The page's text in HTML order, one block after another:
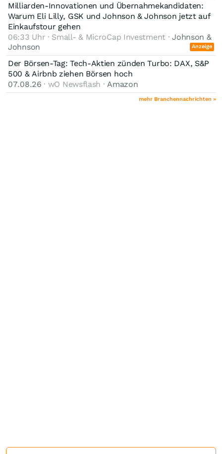
Milliarden-Innovationen und Übernahmekandidaten:
Warum Eli Lilly, GSK und Johnson & Johnson jetzt auf
Einkaufstour gehen
06:33 Uhr · Small- & MicroCap Investment ·Johnson &
Johnson
Anzeige
Der Börsen-Tag: Tech-Aktien zünden Turbo: DAX, S&P
500 & Airbnb ziehen Börsen hoch
07.08.26 · wO Newsflash · Amazon
mehr Branchennachrichten »